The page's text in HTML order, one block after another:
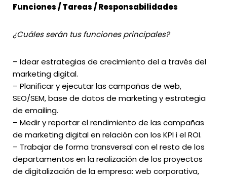
Funciones / Tareas / Responsabilidades
¿Cuáles serán tus funciones principales?
– Idear estrategias de crecimiento del a través del
marketing digital.
– Planificar y ejecutar las campañas de web,
SEO/SEM, base de datos de marketing y estrategia
de emailing.
– Medir y reportar el rendimiento de las campañas
de marketing digital en relación con los KPI i el ROI.
– Trabajar de forma transversal con el resto de los
departamentos en la realización de los proyectos
de digitalización de la empresa: web corporativa,